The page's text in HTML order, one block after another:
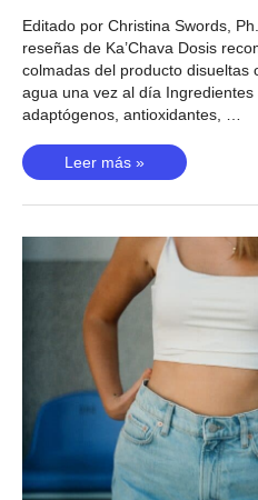
Editado por Christina Swords,
reseñas de Ka’Chava Dosis
colmadas del producto disueltas
agua una vez al día
adaptógenos, antioxidantes, …
Revisión
de
Ka’Chava:
nutrientes
esenciales
bebida?
Leer más »